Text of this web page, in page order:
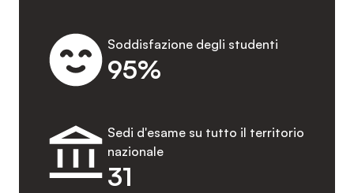
95%
Soddisfazione degli studenti
31
Sedi d'esame su tutto il territorio
nazionale